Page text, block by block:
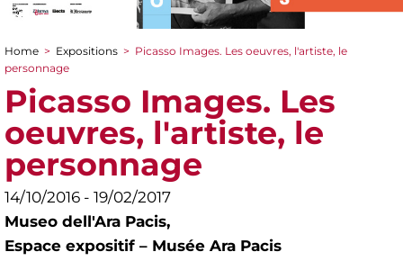
You are here
Home > Expositions > Picasso Images. Les oeuvres, l'artiste, le
personnage
Picasso Images. Les
oeuvres, l'artiste, le
personnage
14/10/2016 - 19/02/2017
Museo dell'Ara Pacis,
Espace expositif – Musée Ara Pacis